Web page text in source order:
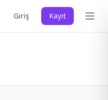
Giriş Kayıt Ana